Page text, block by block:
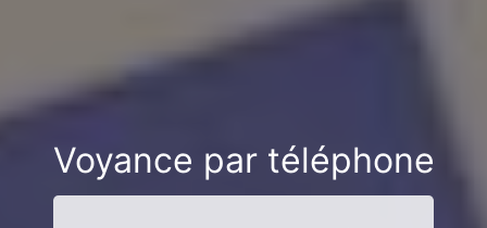
Voyance par téléphone